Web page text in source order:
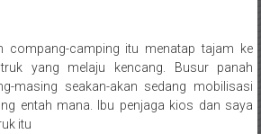
compang-camping itu menatap tajam ke
yang melaju kencang. Busur panah
masing seakan-akan sedang mobilisasi
entah mana. Ibu penjaga kios dan saya
itu